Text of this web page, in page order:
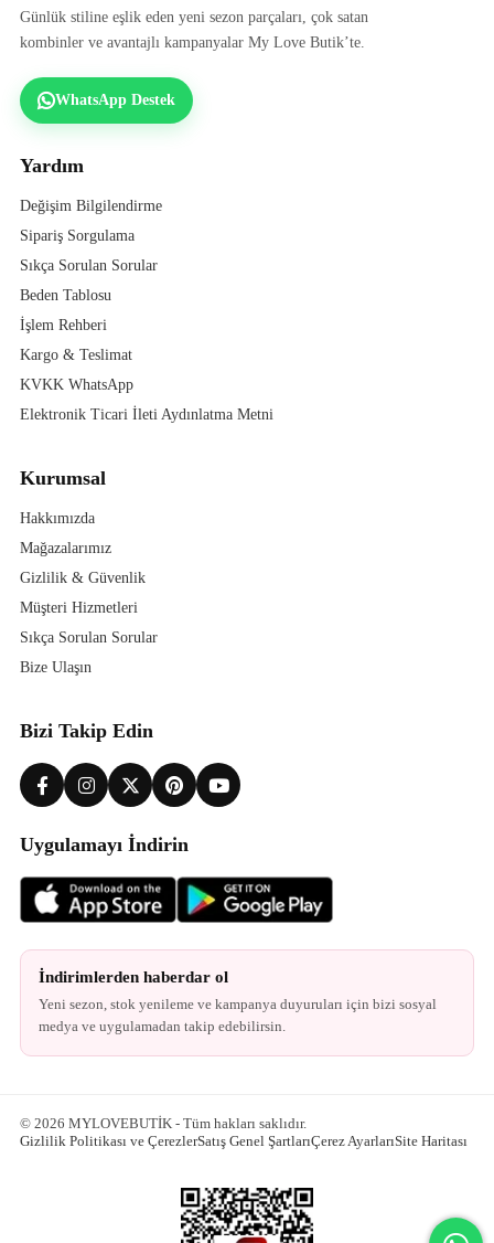
Günlük stiline eşlik eden yeni sezon parçaları, çok satan
kombinler ve avantajlı kampanyalar My Love Butik’te.
WhatsApp Destek
Yardım
Değişim Bilgilendirme
Sipariş Sorgulama
Sıkça Sorulan Sorular
Beden Tablosu
İşlem Rehberi
Kargo & Teslimat
KVKK WhatsApp
Elektronik Ticari İleti Aydınlatma Metni
Kurumsal
Hakkımızda
Mağazalarımız
Gizlilik & Güvenlik
Müşteri Hizmetleri
Sıkça Sorulan Sorular
Bize Ulaşın
Bizi Takip Edin
Uygulamayı İndirin
İndirimlerden haberdar ol
Yeni sezon, stok yenileme ve kampanya duyuruları için bizi sosyal
medya ve uygulamadan takip edebilirsin.
© 2026 MYLOVEBUTİK - Tüm hakları saklıdır.
Gizlilik Politikası ve ÇerezlerSatış Genel ŞartlarıÇerez AyarlarıSite Haritası